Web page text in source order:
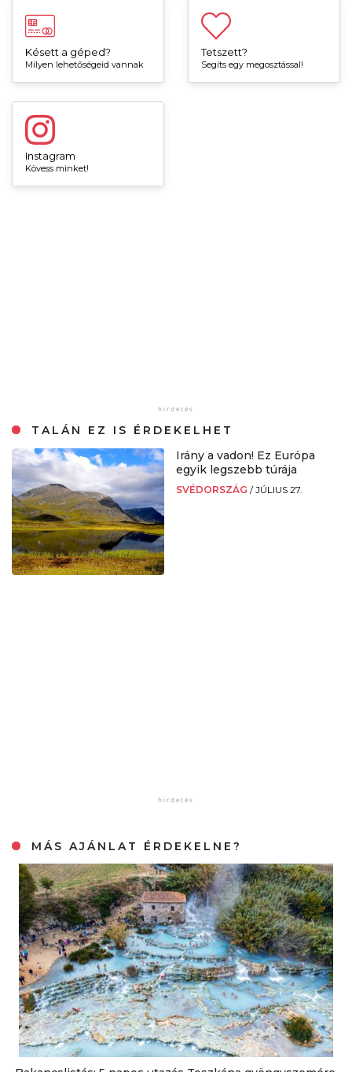
Késett a géped?
Milyen lehetőségeid vannak
Tetszett?
Segíts egy megosztással!
Instagram
Kövess minket!
TALÁN EZ IS ÉRDEKELHET
Irány a vadon! Ez Európa
egyik legszebb túrája
SVÉDORSZÁG /JÚLIUS 27.
MÁS AJÁNLAT ÉRDEKELNE?